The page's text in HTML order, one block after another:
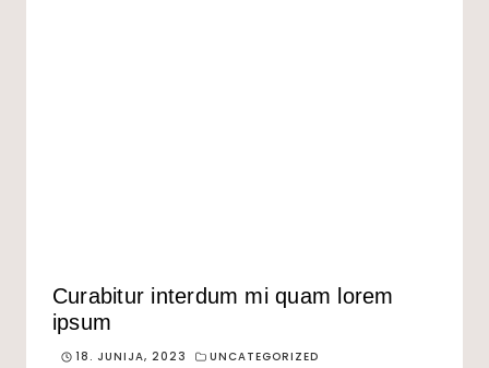
Curabitur interdum mi quam lorem
ipsum
18. JUNIJA, 2023 UNCATEGORIZED